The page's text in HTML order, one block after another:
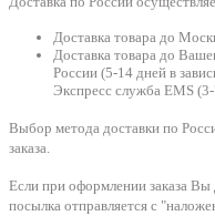
Доставка товара до
Доставка товара до
России (5-14 дней в
Экспресс служба EMS
Выбор метода доставки по
заказа.
Если при оформлении заказа Вы
посылка отправляется с